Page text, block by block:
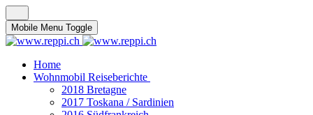
Mobile Menu Toggle
Home
Wohnmobil Reiseberichte
2018 Bretagne
2017 Toskana / Sardinien